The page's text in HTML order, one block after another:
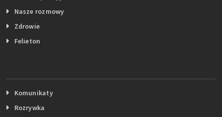
Nasze rozmowy
Zdrowie
Felieton
Komunikaty
Rozrywka